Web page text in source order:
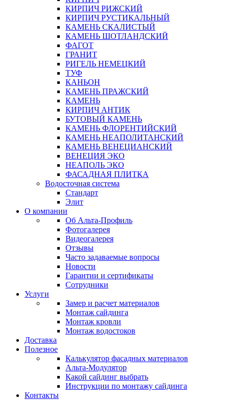
КИРПИЧ РИЖСКИЙ
КИРПИЧ РУСТИКАЛЬНЫЙ
КАМЕНЬ СКАЛИСТЫЙ
КАМЕНЬ ШОТЛАНДСКИЙ
ФАГОТ
ГРАНИТ
РИГЕЛЬ НЕМЕЦКИЙ
ТУФ
КАНЬОН
КАМЕНЬ ПРАЖСКИЙ
КАМЕНЬ
КИРПИЧ АНТИК
БУТОВЫЙ КАМЕНЬ
КАМЕНЬ ФЛОРЕНТИЙСКИЙ
КАМЕНЬ НЕАПОЛИТАНСКИЙ
КАМЕНЬ ВЕНЕЦИАНСКИЙ
ВЕНЕЦИЯ ЭКО
НЕАПОЛЬ ЭКО
ФАСАДНАЯ ПЛИТКА
Водосточная система
Стандарт
Элит
О компании
Об Альта-Профиль
Фотогалерея
Видеогалерея
Отзывы
Часто задаваемые вопросы
Новости
Гарантии и сертификаты
Сотрудники
Услуги
Замер и расчет материалов
Монтаж сайдинга
Монтаж кровли
Монтаж водостоков
Доставка
Полезное
Калькулятор фасадных материалов
Альта-Модулятор
Какой сайдинг выбрать
Инструкции по монтажу сайдинга
Контакты